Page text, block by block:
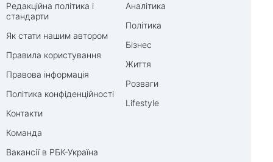
Редакційна політика і
стандарти
Як стати нашим автором
Правила користування
Правова інформація
Політика конфіденційності
Контакти
Команда
Вакансії в РБК-Україна
Аналітика
Політика
Бізнес
Життя
Розваги
Lifestyle